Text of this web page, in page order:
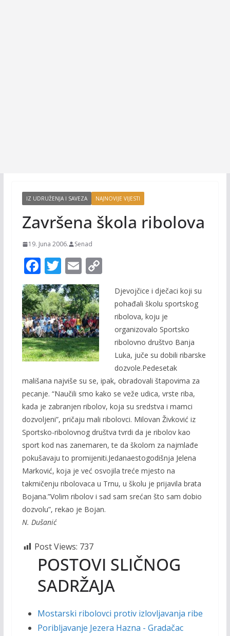
IZ UDRUŽENJA I SAVEZA NAJNOVIJE VIJESTI
Završena škola ribolova
19. Juna 2006. Senad
F
ac
e
b
o
o
k
T
w
itt
er
E
m
ai
l
C
Li
Djevojčice i dječaci koji su
pohađali školu sportskog
ribolova, koju je
organizovalo Sportsko
ribolovno društvo Banja
Luka, juče su dobili ribarske
dozvole.Pedesetak
mališana najviše su se, ipak, obradovali štapovima za
pecanje. “Naučili smo kako se veže udica, vrste riba,
kada je zabranjen ribolov, koja su sredstva i mamci
dozvoljeni”, pričaju mali ribolovci. Milovan Živković iz
Sportsko-ribolovnog društva tvrdi da je ribolov kao
sport kod nas zanemaren, te da školom za najmlađe
pokušavaju to promijeniti.Jedanaestogodišnja Jelena
Marković, koja je već osvojila treće mjesto na
takmičenju ribolovaca u Trnu, u školu je prijavila brata
Bojana.”Volim ribolov i sad sam srećan što sam dobio
dozvolu”, rekao je Bojan.
N. Dušanić
Post Views: 737
POSTOVI SLIČNOG
SADRŽAJA
Mostarski ribolovci protiv izlovljavanja ribe
Poribljavanje Jezera Hazna - Gradačac